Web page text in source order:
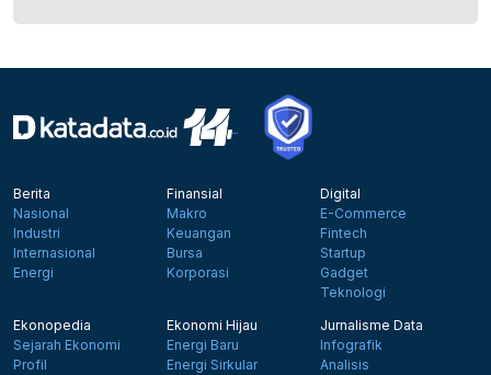
Berita
Nasional
Industri
Internasional
Energi
Finansial
Makro
Keuangan
Bursa
Korporasi
Digital
E-Commerce
Fintech
Startup
Gadget
Teknologi
Ekonopedia
Sejarah Ekonomi
Profil
Ekonomi Hijau
Energi Baru
Energi Sirkular
Jurnalisme Data
Infografik
Analisis